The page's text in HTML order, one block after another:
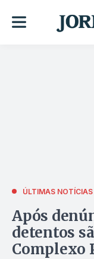
ÚLTIMAS NOTÍCIAS
Após
detentos
Complexo